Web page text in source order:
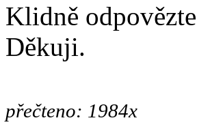
Klidně
Děkuji.
přečteno: 1984x